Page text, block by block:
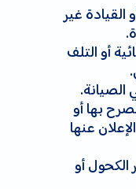
القيادة غير
أو التلف
الصيانة.
بها أو
عنها
الكحول أو